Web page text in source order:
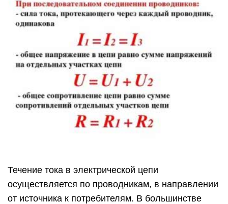
Течение тока в электрической цепи
осуществляется по проводникам, в направлении
от источника к потребителям. В большинстве